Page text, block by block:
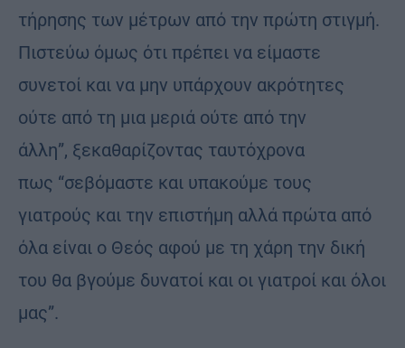
τήρησης των μέτρων από την πρώτη στιγμή.
Πιστεύω όμως ότι πρέπει να είμαστε
συνετοί και να μην υπάρχουν ακρότητες
ούτε από τη μια μεριά ούτε από την
άλλη”, ξεκαθαρίζοντας ταυτόχρονα
πως “σεβόμαστε και υπακούμε τους
γιατρούς και την επιστήμη αλλά πρώτα από
όλα είναι ο Θεός αφού με τη χάρη την δική
του θα βγούμε δυνατοί και οι γιατροί και όλοι
μας”.